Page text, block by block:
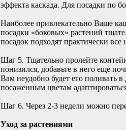
эффекта каскада. Для посадки по
Наиболее привлекательно Ваше
посадки «боковых» растений
посадок подходят практически
Шаг 5. Тщательно пролейте
понизился, добавьте в него еще
Вам неудобно будет его поливать
посаженным цветам
Шаг 6. Через 2-3 недели можно
Уход за растениями